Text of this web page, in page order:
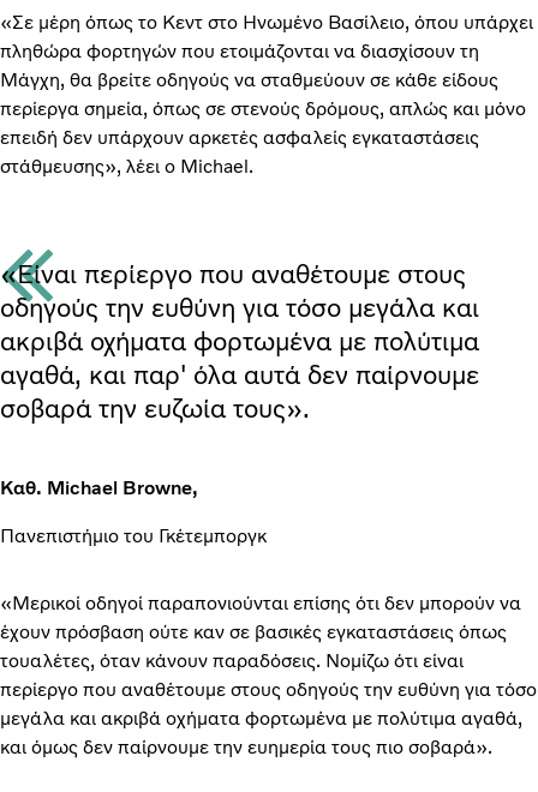
«Σε μέρη όπως το Κεντ στο Ηνωμένο Βασίλειο, όπου υπάρχει
πληθώρα φορτηγών που ετοιμάζονται να διασχίσουν τη
Μάγχη, θα βρείτε οδηγούς να σταθμεύουν σε κάθε είδους
περίεργα σημεία, όπως σε στενούς δρόμους, απλώς και μόνο
επειδή δεν υπάρχουν αρκετές ασφαλείς εγκαταστάσεις
στάθμευσης», λέει ο Michael.
«Είναι περίεργο που αναθέτουμε στους
οδηγούς την ευθύνη για τόσο μεγάλα και
ακριβά οχήματα φορτωμένα με πολύτιμα
αγαθά, και παρ' όλα αυτά δεν παίρνουμε
σοβαρά την ευζωία τους».
Καθ. Michael Browne,
Πανεπιστήμιο του Γκέτεμποργκ
«Μερικοί οδηγοί παραπονιούνται επίσης ότι δεν μπορούν να
έχουν πρόσβαση ούτε καν σε βασικές εγκαταστάσεις όπως
τουαλέτες, όταν κάνουν παραδόσεις. Νομίζω ότι είναι
περίεργο που αναθέτουμε στους οδηγούς την ευθύνη για τόσο
μεγάλα και ακριβά οχήματα φορτωμένα με πολύτιμα αγαθά,
και όμως δεν παίρνουμε την ευημερία τους πιο σοβαρά».